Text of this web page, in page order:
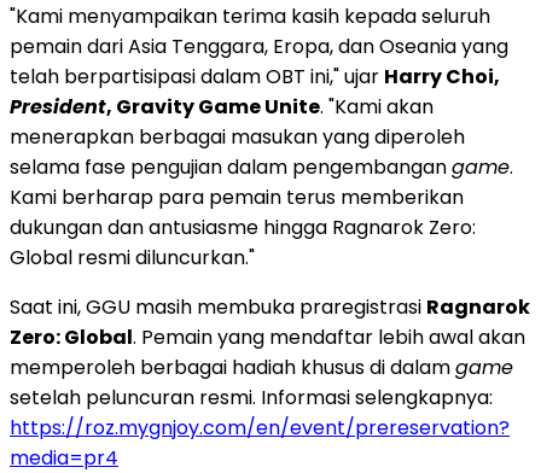
"Kami menyampaikan terima kasih kepada seluruh
pemain dari Asia Tenggara, Eropa, dan Oseania yang
telah berpartisipasi dalam OBT ini," ujar Harry Choi,
President, Gravity Game Unite. "Kami akan
menerapkan berbagai masukan yang diperoleh
selama fase pengujian dalam pengembangangame.
Kami berharap para pemain terus memberikan
dukungan dan antusiasme hingga Ragnarok Zero:
Global resmi diluncurkan."
Saat ini, GGU masih membuka praregistrasi Ragnarok
Zero: Global. Pemain yang mendaftar lebih awal akan
memperoleh berbagai hadiah khusus di dalamgame
setelah peluncuran resmi. Informasi selengkapnya:
https://roz.mygnjoy.com/en/event/prereservation?
media=pr4